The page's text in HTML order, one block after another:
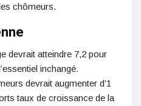
chômeurs.
devrait atteindre 7,2 pour
inchangé.
devrait augmenter d’1
taux de croissance de la